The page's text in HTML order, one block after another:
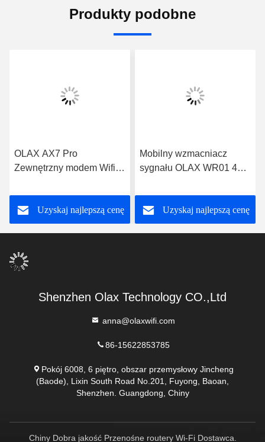
Produkty podobne
OLAX AX7 Pro
Zewnętrzny modem Wifi
5000 mah 300 mb/s
Uzyskaj najlepszą cenę
Mobilny wzmacniacz
sygnału OLAX WR01 4G
2100mhz 2600mhz
Uzyskaj najlepszą cenę
Shenzhen Olax Technology CO.,Ltd
anna@olaxwifi.com
86-15622853785
Pokój 6008, 6 piętro, obszar przemysłowy Jincheng
(Baode), Lixin South Road No.201, Fuyong, Baoan,
Shenzhen. Guangdong, Chiny
Chiny Dobra jakość Przenośne routery Wi-Fi Dostawca.